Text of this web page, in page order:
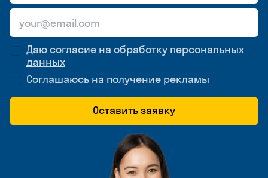
Даю согласие на обработку персональных
данных
Соглашаюсь на получение рекламы
Оставить заявку